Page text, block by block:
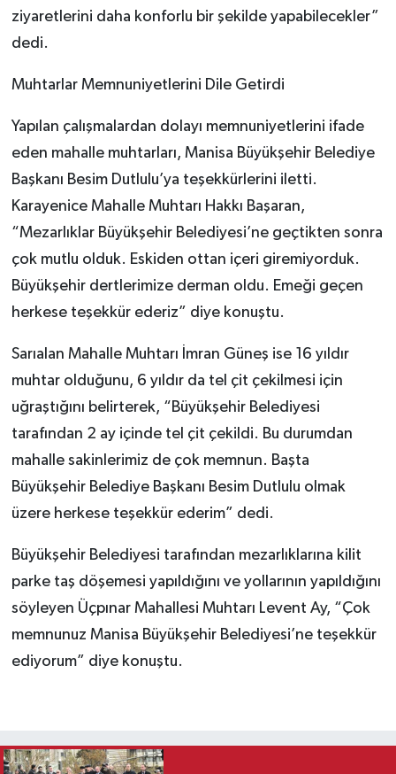
ziyaretlerini daha konforlu bir şekilde yapabilecekler”
dedi.
Muhtarlar Memnuniyetlerini Dile Getirdi
Yapılan çalışmalardan dolayı memnuniyetlerini ifade
eden mahalle muhtarları, Manisa Büyükşehir Belediye
Başkanı Besim Dutlulu’ya teşekkürlerini iletti.
Karayenice Mahalle Muhtarı Hakkı Başaran,
“Mezarlıklar Büyükşehir Belediyesi’ne geçtikten sonra
çok mutlu olduk. Eskiden ottan içeri giremiyorduk.
Büyükşehir dertlerimize derman oldu. Emeği geçen
herkese teşekkür ederiz” diye konuştu.
Sarıalan Mahalle Muhtarı İmran Güneş ise 16 yıldır
muhtar olduğunu, 6 yıldır da tel çit çekilmesi için
uğraştığını belirterek, “Büyükşehir Belediyesi
tarafından 2 ay içinde tel çit çekildi. Bu durumdan
mahalle sakinlerimiz de çok memnun. Başta
Büyükşehir Belediye Başkanı Besim Dutlulu olmak
üzere herkese teşekkür ederim” dedi.
Büyükşehir Belediyesi tarafından mezarlıklarına kilit
parke taş döşemesi yapıldığını ve yollarının yapıldığını
söyleyen Üçpınar Mahallesi Muhtarı Levent Ay, “Çok
memnunuz Manisa Büyükşehir Belediyesi’ne teşekkür
ediyorum” diye konuştu.